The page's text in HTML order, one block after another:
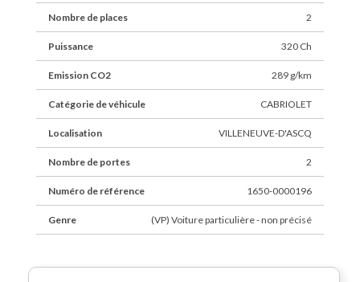
Nombre de places 2
Puissance 320 Ch
Emission CO2 289 g/km
Catégorie de véhicule CABRIOLET
Localisation VILLENEUVE-D'ASCQ
Nombre de portes 2
Numéro de référence 1650-0000196
Genre (VP) Voiture particulière - non précisé